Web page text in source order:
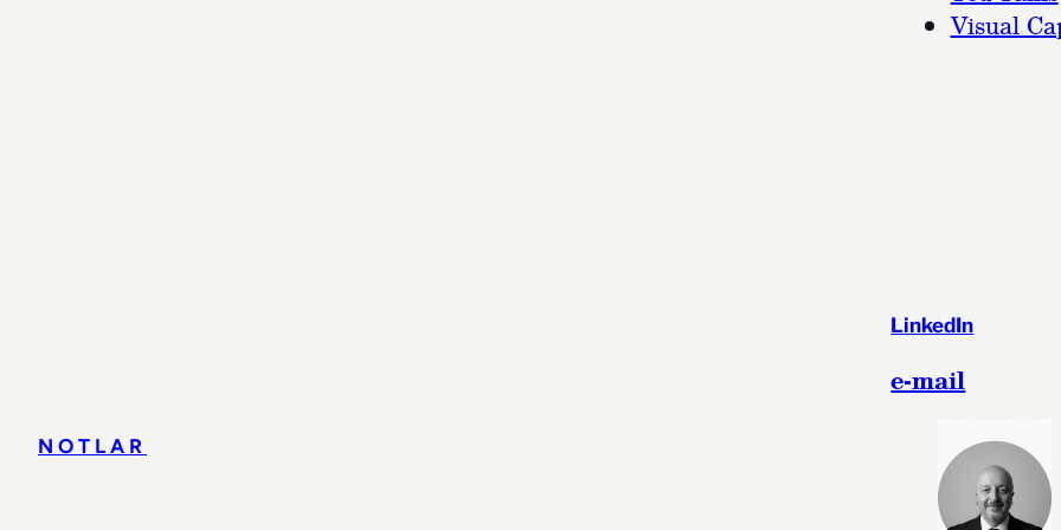
Visual
NOTLAR
LinkedIn
e-mail